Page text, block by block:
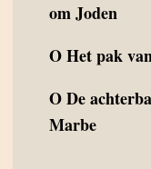
om Joden
OHet pak
ODe
Marbe